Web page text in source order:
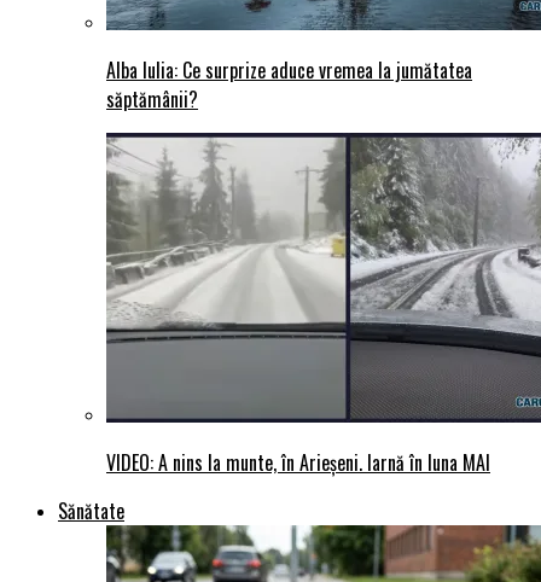
Alba Iulia: Ce surprize aduce vremea la jumătatea
săptămânii?
VIDEO: A nins la munte, în Arieșeni. Iarnă în luna MAI
Sănătate